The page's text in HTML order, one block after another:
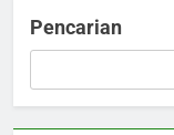
Pencarian